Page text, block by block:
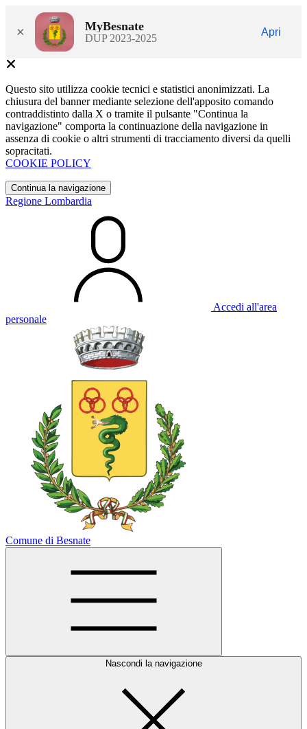
× MyBesnate
DUP 2023-2025
Apri
Questo sito utilizza cookie tecnici e statistici anonimizzati. La
chiusura del banner mediante selezione dell'apposito comando
contraddistinto dalla X o tramite il pulsante "Continua la
navigazione" comporta la continuazione della navigazione in
assenza di cookie o altri strumenti di tracciamento diversi da quelli
sopracitati.
COOKIE POLICY
Continua la navigazione
Regione Lombardia
Accedi all'area
personale
Comune di Besnate
Nascondi la navigazione